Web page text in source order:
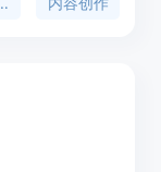
点包括：快速